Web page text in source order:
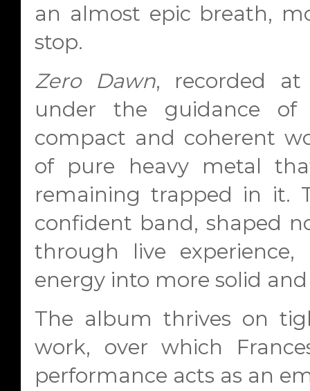
an almost epic breath,
stop.
Zero Dawn, recorded at
under the guidance of
compact and coherent
of pure heavy metal
remaining trapped in it.
confident band, shaped
through live
energy into more solid
The album thrives on
work, over which
performance acts as an